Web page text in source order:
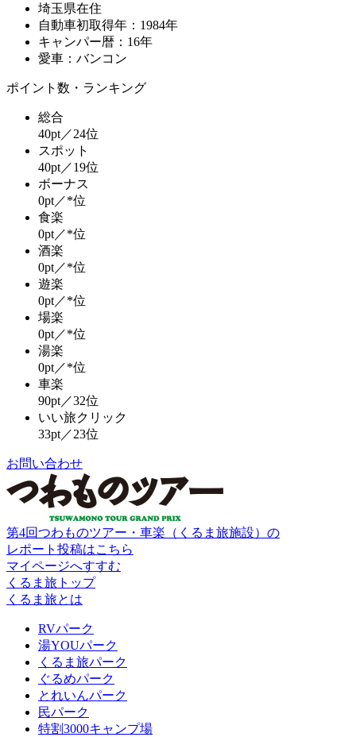
埼玉県在住
自動車初取得年：1984年
キャンパー暦：16年
愛車：バンコン
ポイント数・ランキング
総合
40pt／24位
スポット
40pt／19位
ボーナス
0pt／*位
食楽
0pt／*位
酒楽
0pt／*位
遊楽
0pt／*位
場楽
0pt／*位
湯楽
0pt／*位
車楽
90pt／32位
いい旅クリック
33pt／23位
お問い合わせ
第4回つわものツアー・車楽（くるま旅施設）の
レポート投稿はこちら
マイページへすすむ
くるま旅トップ
くるま旅とは
RVパーク
湯YOUパーク
くるま旅パーク
ぐるめパーク
とれいんパーク
民パーク
特割3000キャンプ場